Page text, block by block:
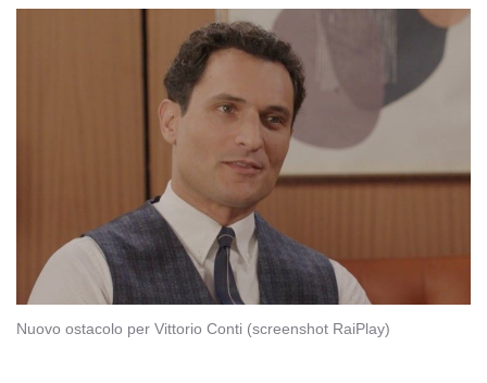
Nuovo ostacolo per Vittorio Conti (screenshot RaiPlay)